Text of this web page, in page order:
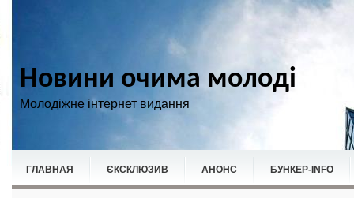
Новини очима молоді
Молодіжне інтернет видання
ГЛАВНАЯ ЄКСКЛЮЗИВ АНОНС БУНКЕР-ІNFO